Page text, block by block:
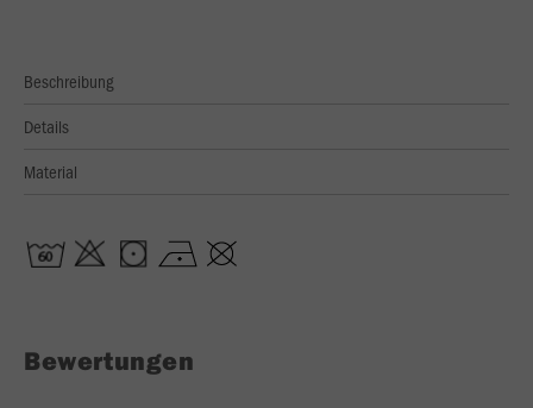
Beschreibung
Details
Material
Bewertungen